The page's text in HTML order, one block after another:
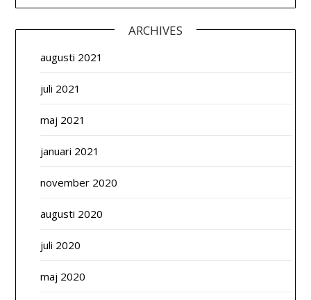
ARCHIVES
augusti 2021
juli 2021
maj 2021
januari 2021
november 2020
augusti 2020
juli 2020
maj 2020